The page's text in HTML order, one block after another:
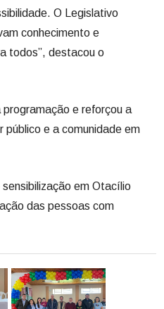
O Legislativo
conhecimento e
todos”, destacou o
e reforçou a
e a comunidade em
em Otacílio
das pessoas com